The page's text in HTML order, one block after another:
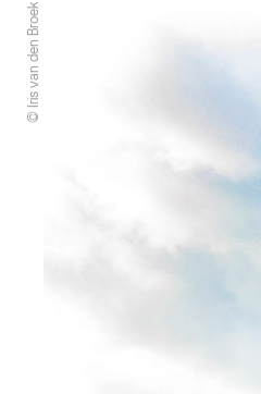
© Iris van den Broek